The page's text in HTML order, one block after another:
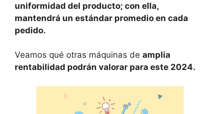
uniformidad del producto; con ella,
mantendrá un estándar promedio en cada
pedido.
Veamos qué otras máquinas de amplia
rentabilidad podrán valorar para este 2024.